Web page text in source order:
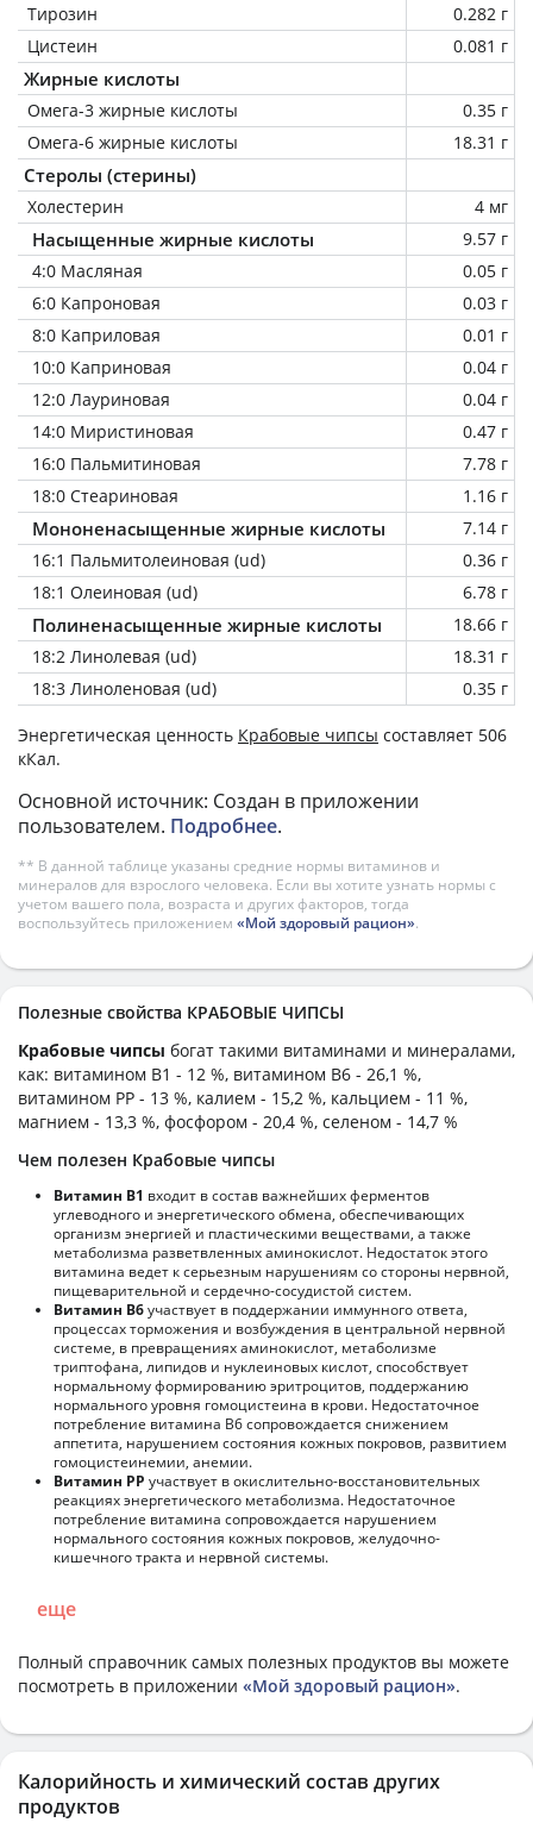
Тирозин
0.282 г
Цистеин
0.081 г
Жирные кислоты
Омега-3 жирные кислоты
0.35 г
Омега-6 жирные кислоты
18.31 г
Стеролы (стерины)
Холестерин 4 мг
Насыщенные жирные кислоты
9.57 г
4:0 Масляная
0.05 г
6:0 Капроновая
0.03 г
8:0 Каприловая
0.01 г
10:0 Каприновая
0.04 г
12:0 Лауриновая
0.04 г
14:0 Миристиновая
0.47 г
16:0 Пальмитиновая
7.78 г
18:0 Стеариновая
1.16 г
Мононенасыщенные жирные кислоты
7.14 г
16:1 Пальмитолеиновая (ud)
0.36 г
18:1 Олеиновая (ud)
6.78 г
Полиненасыщенные жирные кислоты
18.66 г
18:2 Линолевая (ud)
18.31 г
18:3 Линоленовая (ud)
0.35 г
Энергетическая ценность Крабовые чипсы составляет 506
кКал.
Основной источник: Создан в приложении
пользователем. Подробнее.
** В данной таблице указаны средние нормы витаминов и
минералов для взрослого человека. Если вы хотите узнать нормы с
учетом вашего пола, возраста и других факторов, тогда
воспользуйтесь приложением «Мой здоровый рацион».
Полезные свойства КРАБОВЫЕ ЧИПСЫ
Крабовые чипсы богат такими витаминами и минералами,
как: витамином B1 - 12 %, витамином B6 - 26,1 %,
витамином PP - 13 %, калием - 15,2 %, кальцием - 11 %,
магнием - 13,3 %, фосфором - 20,4 %, селеном - 14,7 %
Чем полезен Крабовые чипсы
Витамин В1 входит в состав важнейших ферментов
углеводного и энергетического обмена, обеспечивающих
организм энергией и пластическими веществами, а также
метаболизма разветвленных аминокислот. Недостаток этого
витамина ведет к серьезным нарушениям со стороны нервной,
пищеварительной и сердечно-сосудистой систем.
Витамин В6участвует в поддержании иммунного ответа,
процессах торможения и возбуждения в центральной нервной
системе, в превращениях аминокислот, метаболизме
триптофана, липидов и нуклеиновых кислот, способствует
нормальному формированию эритроцитов, поддержанию
нормального уровня гомоцистеина в крови. Недостаточное
потребление витамина В6 сопровождается снижением
аппетита, нарушением состояния кожных покровов, развитием
гомоцистеинемии, анемии.
Витамин РР участвует в окислительно-восстановительных
реакциях энергетического метаболизма. Недостаточное
потребление витамина сопровождается нарушением
нормального состояния кожных покровов, желудочно-
кишечного тракта и нервной системы.
еще
Полный справочник самых полезных продуктов вы можете
посмотреть в приложении «Мой здоровый рацион».
Калорийность и химический состав других
продуктов